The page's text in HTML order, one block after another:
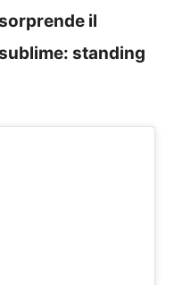
il
standing